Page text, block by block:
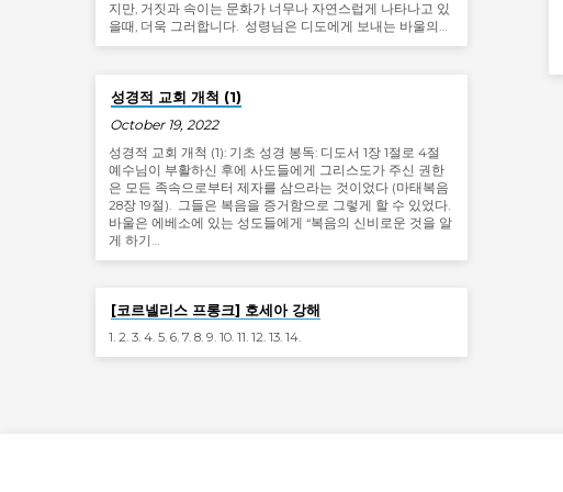
지만, 거짓과 속이는 문화가 너무나 자연스럽게 나타나고 있
을때, 더욱 그러합니다. 성령님은 디도에게 보내는 바울의…
성경적 교회 개척 (1)
October 19, 2022
성경적 교회 개척 (1): 기초 성경 봉독: 디도서 1장 1절로 4절
예수님이 부활하신 후에 사도들에게 그리스도가 주신 권한
은 모든 족속으로부터 제자를 삼으라는 것이었다 (마태복음
28장 19절). 그들은 복음을 증거함으로 그렇게 할 수 있었다.
바울은 에베소에 있는 성도들에게 “복음의 신비로운 것을 알
게 하기…
[코르넬리스 프롱크] 호세아 강해
1. 2. 3. 4. 5. 6. 7. 8. 9. 10. 11. 12. 13. 14.